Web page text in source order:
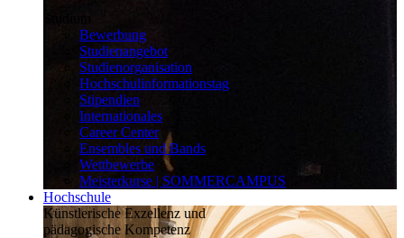
Bewerbung
Studienangebot
Studienorganisation
Hochschulinformationstag
Stipendien
Internationales
Career Center
Ensembles und Bands
Wettbewerbe
Meisterkurse | SOMMERCAMPUS
Hochschule
Künstlerische Exzellenz und
pädagogische Kompetenz